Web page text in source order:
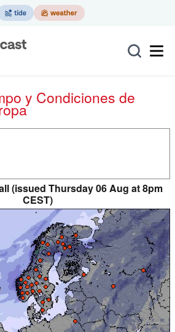
(issued Thursday 06 Aug at 8pm
CEST)